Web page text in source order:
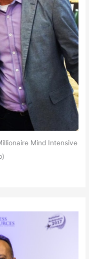
Mind Intensive